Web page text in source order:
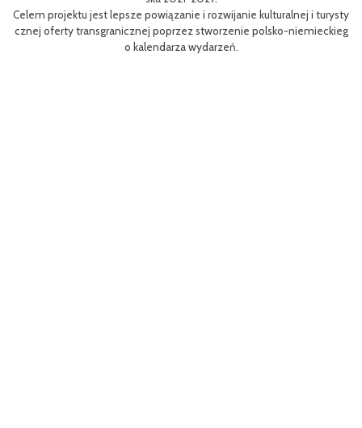
w odwiedzających region.
Efektem planowanych działań jest przybliżenie zwykłym
m rowerów możliwości różnych tras oraz miejsc do zwiedzenia, jak
aangażowanie prawdziwych rowerowych pasjonatów w rozwój